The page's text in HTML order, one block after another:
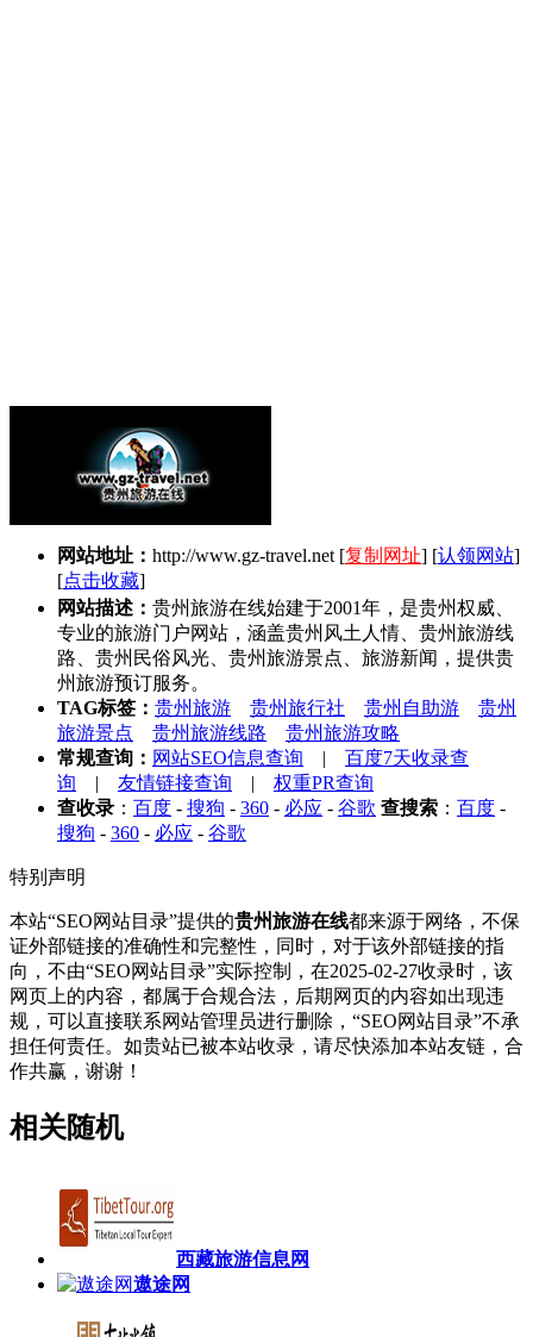
网站地址： http://www.gz-travel.net [复制网址] [认领网站]
[点击收藏]
网站描述： 贵州旅游在线始建于2001年，是贵州权威、
专业的旅游门户网站，涵盖贵州风土人情、贵州旅游线
路、贵州民俗风光、贵州旅游景点、旅游新闻，提供贵
州旅游预订服务。
TAG标签： 贵州旅游 贵州旅行社 贵州自助游
贵州
旅游景点
贵州旅游线路
贵州旅游攻略
常规查询： 网站SEO信息查询 | 百度7天收录查
询 | 友情链接查询 | 权重PR查询
查收录 ： 百度 - 搜狗 - 360 - 必应 - 谷歌 查搜索 ： 百度 -
搜狗 - 360 - 必应 - 谷歌
特别声明
本站“SEO网站目录”提供的贵州旅游在线都来源于网络，不保
证外部链接的准确性和完整性，同时，对于该外部链接的指
向，不由“SEO网站目录”实际控制，在2025-02-27收录时，该
网页上的内容，都属于合规合法，后期网页的内容如出现违
规，可以直接联系网站管理员进行删除，“SEO网站目录”不承
担任何责任。如贵站已被本站收录，请尽快添加本站友链，合
作共赢，谢谢！
相关随机
西藏旅游信息网
遨途网